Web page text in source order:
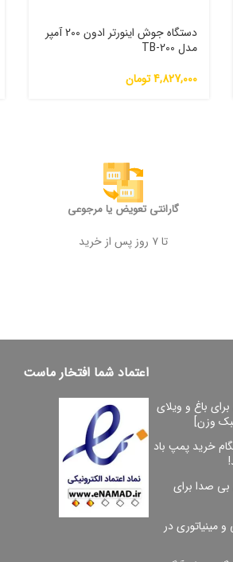
دستگاه جوش اینورتر ادون 200 آمپر
مدل TB-200
4,827,000تومان
گارانتی تعویض یا مرجوعی
تا ۷ روز پس از خرید
باغ و ویلای
وزن]
خرید پمپ باد
بی صدا برای
مینیاتوری در
اعتماد شما افتخار ماست